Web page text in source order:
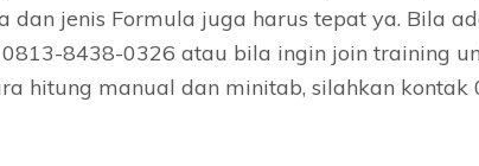
dan jenis Formula juga harus tepat ya. Bila
8438-0326 atau bila ingin join training
hitung manual dan minitab, silahkan